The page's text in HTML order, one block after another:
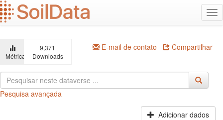
Ir
para
o
principal
Métricas
9,371
Downloads
E-mail de contato Compartilhar
Pesquisa avançada
Adicionar dados